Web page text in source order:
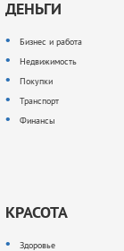
ДЕНЬГИ
Бизнес и работа
Недвижимость
Покупки
Транспорт
Финансы
КРАСОТА
Здоровье